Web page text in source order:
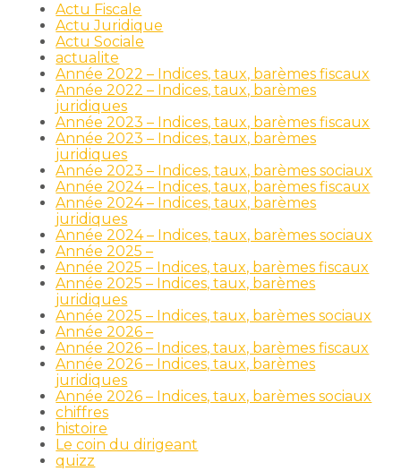
Actu Fiscale
Actu Juridique
Actu Sociale
actualite
Année 2022 – Indices, taux, barèmes fiscaux
Année 2022 – Indices, taux, barèmes
juridiques
Année 2023 – Indices, taux, barèmes fiscaux
Année 2023 – Indices, taux, barèmes
juridiques
Année 2023 – Indices, taux, barèmes sociaux
Année 2024 – Indices, taux, barèmes fiscaux
Année 2024 – Indices, taux, barèmes
juridiques
Année 2024 – Indices, taux, barèmes sociaux
Année 2025 –
Année 2025 – Indices, taux, barèmes fiscaux
Année 2025 – Indices, taux, barèmes
juridiques
Année 2025 – Indices, taux, barèmes sociaux
Année 2026 –
Année 2026 – Indices, taux, barèmes fiscaux
Année 2026 – Indices, taux, barèmes
juridiques
Année 2026 – Indices, taux, barèmes sociaux
chiffres
histoire
Le coin du dirigeant
quizz